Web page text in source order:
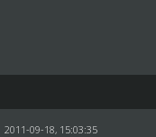
2011-09-18, 15:03:35